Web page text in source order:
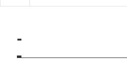
보
위
-